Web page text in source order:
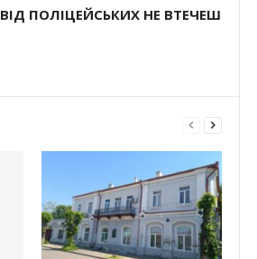
ВІД ПОЛІЦЕЙСЬКИХ НЕ ВТЕЧЕШ